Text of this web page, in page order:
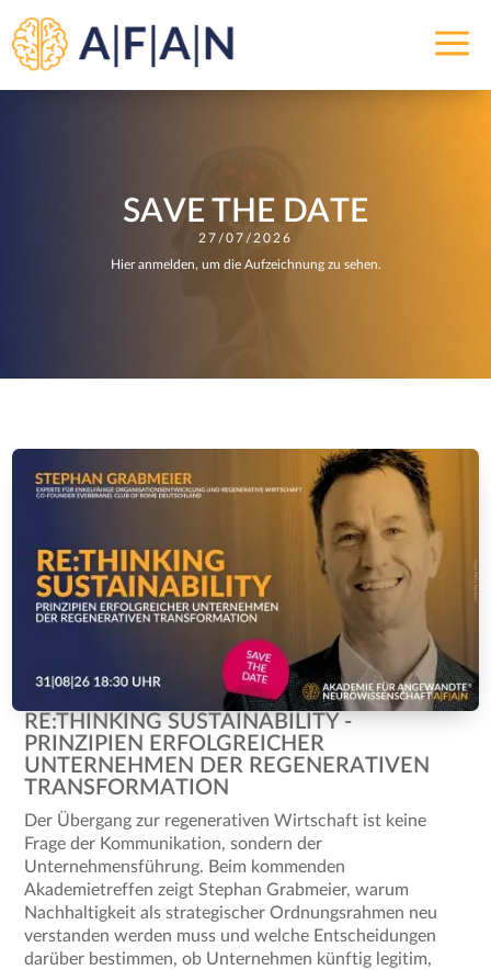
a
SAVE THE DATE
27/07/2026
Hier anmelden, um die Aufzeichnung zu sehen.
RE:THINKING SUSTAINABILITY -
PRINZIPIEN ERFOLGREICHER
UNTERNEHMEN DER REGENERATIVEN
TRANSFORMATION
Der Übergang zur regenerativen Wirtschaft ist keine
Frage der Kommunikation, sondern der
Unternehmensführung. Beim kommenden
Akademietreffen zeigt Stephan Grabmeier, warum
Nachhaltigkeit als strategischer Ordnungsrahmen neu
verstanden werden muss und welche Entscheidungen
darüber bestimmen, ob Unternehmen künftig legitim,